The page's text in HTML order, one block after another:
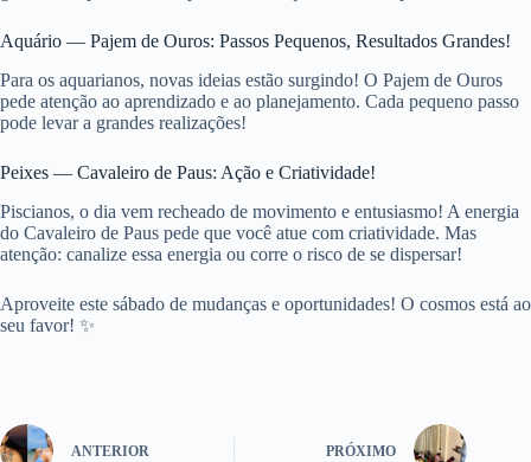
Aquário — Pajem de Ouros: Passos Pequenos, Resultados Grandes!
Para os aquarianos, novas ideias estão surgindo! O Pajem de Ouros
pede atenção ao aprendizado e ao planejamento. Cada pequeno passo
pode levar a grandes realizações!
Peixes — Cavaleiro de Paus: Ação e Criatividade!
Piscianos, o dia vem recheado de movimento e entusiasmo! A energia
do Cavaleiro de Paus pede que você atue com criatividade. Mas
atenção: canalize essa energia ou corre o risco de se dispersar!
Aproveite este sábado de mudanças e oportunidades! O cosmos está ao
seu favor! ✨
ANTERIOR PRÓXIMO